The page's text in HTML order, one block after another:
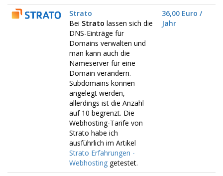
Strato
Bei Strato lassen sich die
DNS-Einträge für
Domains verwalten und
man kann auch die
Nameserver für eine
Domain verändern.
Subdomains können
angelegt werden,
allerdings ist die Anzahl
auf 10 begrenzt. Die
Webhosting-Tarife von
Strato habe ich
ausführlich im Artikel
Strato Erfahrungen -
Webhosting getestet.
36,00 Euro /
Jahr